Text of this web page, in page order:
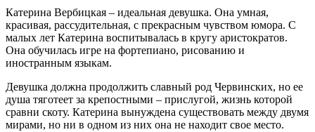
Катерина Вербицкая – идеальная девушка. Она умная,
красивая, рассудительная, с прекрасным чувством юмора. С
малых лет Катерина воспитывалась в кругу аристократов.
Она обучилась игре на фортепиано, рисованию и
иностранным языкам.
Девушка должна продолжить славный род Червинских, но ее
душа тяготеет за крепостными – прислугой, жизнь которой
сравни скоту. Катерина вынуждена существовать между двумя
мирами, но ни в одном из них она не находит свое место.